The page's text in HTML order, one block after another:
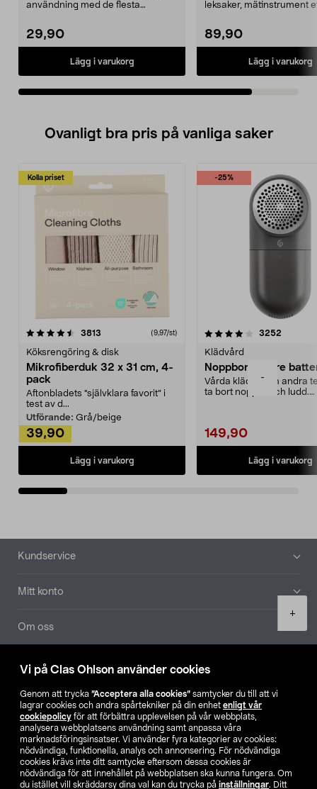
Vi på Clas Ohlson använder cookies
Genom att trycka ”Acceptera alla cookies” samtycker du till att vi
lagrar cookies och andra spårtekniker på din enhet enligt vår
cookiepolicy för att förbättra upplevelsen på vår webbplats,
analysera webbplatsens användning samt anpassa våra
marknadsföringsinsatser. Vi använder fyra kategorier av cookies:
nödvändiga, funktionella, analys och annonsering. För nödvändiga
cookies krävs inte ditt samtycke eftersom dessa cookies är
nödvändiga för att innehållet på webbplatsen ska kunna fungera. Om
du istället vill skräddarsy dina val kan du trycka på inställningar. Ditt
-
+
användning med de flesta
29,90
Lägg i varukorg
leksaker, mätinstrument
89,90
Lägg i varukorg
Ovanligt bra pris på vanliga saker
Kolla priset
3813 (9,97/st)
Köksrengöring & disk
Mikrofiberduk 32 x 31 cm, 4-
pack
Aftonbladets "självklara favorit” i
test av d...
Utförande: Grå/beige
39,90
Lägg i varukorg
-25%
4.0av 5 stjärnor 3252
Klädvård
Noppborttagare
Vårda kläder och andra
ta bort noppor och ludd.
149,90
Lägg i varukorg
4.5av 5 stjärnor
Sidfot
Kundservice
Mitt konto
Om oss
Aktuellt
Våra bolag
Hitta butik
SE NO FI